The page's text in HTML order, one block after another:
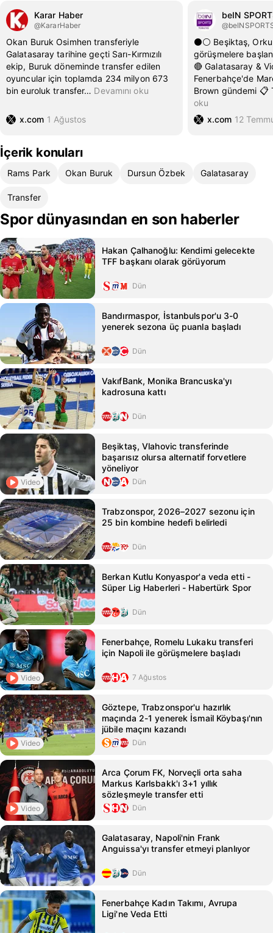
Karar Haber
@KararHaber
Okan Buruk Osimhen transferiyle
Galatasaray tarihine geçti Sarı-Kırmızılı
ekip, Buruk döneminde transfer edilen
oyuncular için toplamda 234 milyon 673
bin euroluk transfer… Devamını oku
x.com 1 Ağustos
beIN
⚫️⚪️ Beşiktaş,
görüşmelere
🔴 Galatasaray &
Fenerbahçe'de
Brown gündemi 📋
oku
x.com 12
İçerik konuları
Rams Park Okan Buruk Dursun Özbek Galatasaray
Transfer
Spor dünyasından en son haberler
Hakan Çalhanoğlu: Kendimi gelecekte
TFF başkanı olarak görüyorum
Dün
Bandırmaspor, İstanbulspor'u 3-0
yenerek sezona üç puanla başladı
Dün
VakıfBank, Monika Brancuska'yı
kadrosuna kattı
Dün
Video
Beşiktaş, Vlahovic transferinde
başarısız olursa alternatif forvetlere
yöneliyor
Dün
Trabzonspor, 2026–2027 sezonu için
25 bin kombine hedefi belirledi
Dün
Berkan Kutlu Konyaspor'a veda etti -
Süper Lig Haberleri - Habertürk Spor
Dün
Video
Fenerbahçe, Romelu Lukaku transferi
için Napoli ile görüşmelere başladı
7 Ağustos
Video
Göztepe, Trabzonspor'u hazırlık
maçında 2-1 yenerek İsmail Köybaşı'nın
jübile maçını kazandı
Dün
Video
Arca Çorum FK, Norveçli orta saha
Markus Karlsbakk'ı 3+1 yıllık
sözleşmeyle transfer etti
Dün
Galatasaray, Napoli'nin Frank
Anguissa'yı transfer etmeyi planlıyor
Dün
Fenerbahçe Kadın Takımı, Avrupa
Ligi'ne Veda Etti